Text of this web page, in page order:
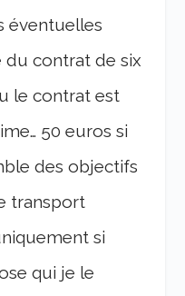
éventuelles
du contrat de six
le contrat est
50 euros si
des objectifs
transport
si
qui je le